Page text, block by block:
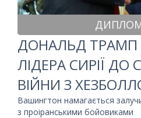
ДОНАЛЬД ТРАМП
ЛІДЕРА СИРІЇ ДО
ВІЙНИ З
Вашингтон намагається
з проіранськими бойовиками